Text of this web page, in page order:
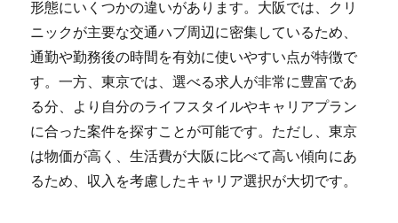
形態にいくつかの違いがあります。大阪では、クリ
ニックが主要な交通ハブ周辺に密集しているため、
通勤や勤務後の時間を有効に使いやすい点が特徴で
す。一方、東京では、選べる求人が非常に豊富であ
る分、より自分のライフスタイルやキャリアプラン
に合った案件を探すことが可能です。ただし、東京
は物価が高く、生活費が大阪に比べて高い傾向にあ
るため、収入を考慮したキャリア選択が大切です。